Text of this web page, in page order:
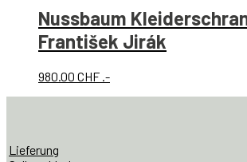
Nussbaum
František Jirák
980.00 CHF .-
Lieferung